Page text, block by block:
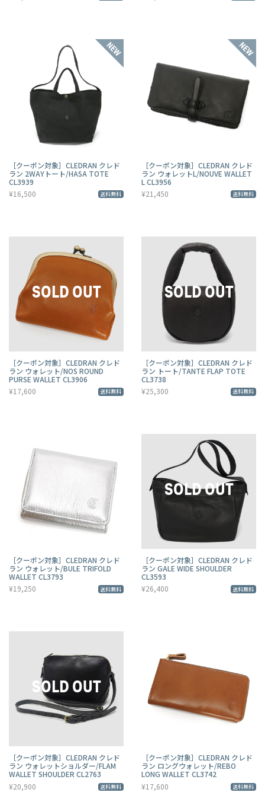
［クーポン対象］CLEDRAN クレド
ラン 2WAYトート/HASA TOTE
CL3939
¥16,500
送料無料
［クーポン対象］CLEDRAN クレド
ラン ウォレットL/NOUVE WALLET
L CL3956
¥21,450
送料無料
［クーポン対象］CLEDRAN クレド
ラン ウォレット/NOS ROUND
PURSE WALLET CL3906
¥17,600
送料無料
［クーポン対象］CLEDRAN クレド
ラン トート/TANTE FLAP TOTE
CL3738
¥25,300
送料無料
［クーポン対象］CLEDRAN クレド
ラン ウォレット/BULE TRIFOLD
WALLET CL3793
¥19,250
送料無料
［クーポン対象］CLEDRAN クレド
ラン GALE WIDE SHOULDER
CL3593
¥26,400
送料無料
［クーポン対象］CLEDRAN クレド
ラン ウォレットショルダー/FLAM
WALLET SHOULDER CL2763
¥20,900
送料無料
［クーポン対象］CLEDRAN クレド
ラン ロングウォレット/REBO
LONG WALLET CL3742
¥17,600
送料無料